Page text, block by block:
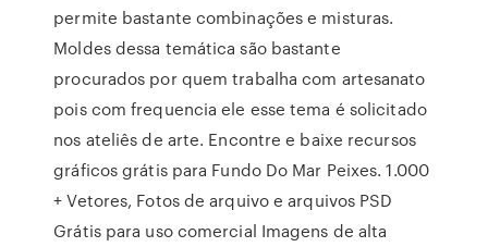
permite bastante combinações e misturas.
Moldes dessa temática são bastante
procurados por quem trabalha com artesanato
pois com frequencia ele esse tema é solicitado
nos ateliês de arte. Encontre e baixe recursos
gráficos grátis para Fundo Do Mar Peixes. 1.000
+ Vetores, Fotos de arquivo e arquivos PSD
Grátis para uso comercial Imagens de alta